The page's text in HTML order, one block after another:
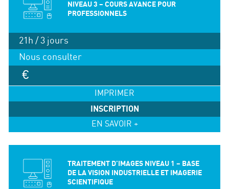
NIVEAU 3 – COURS AVANCE POUR
PROFESSIONNELS
21h / 3 jours
Nous consulter
€
IMPRIMER
INSCRIPTION
EN SAVOIR +
TRAITEMENT D’IMAGES NIVEAU 1 – BASE
DE LA VISION INDUSTRIELLE ET IMAGERIE
SCIENTIFIQUE